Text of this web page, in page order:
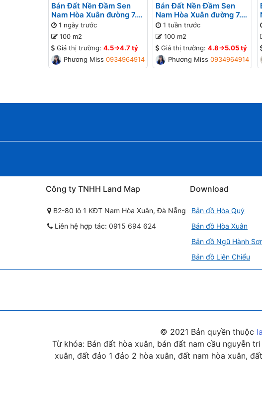
Bán Đất Nền Đầm Sen
Nam Hòa Xuân đường 7.5
B2-122 lô 6x
1 ngày trước
100 m2
Giá thị trường: 4.5->4.7 tỷ
Phương Missa0934964914
Bán Đất Nền Đầm Sen
Nam Hòa Xuân đường 7.5
B2-121 lô 6x
1 tuần trước
100 m2
Giá thị trường: 4.8->5.05 tỷ
Phương Missa0934964914
Công ty TNHH Land Map
B2-80 lô 1 KĐT Nam Hòa Xuân, Đà Nẵng
Liên hệ hợp tác: 0915 694 624
Download
Bản đồ Hòa Quý
Bản đồ Hòa Xuân
Bản đồ Ngũ Hành
Bản đồ Liên Chiểu
© 2021 Bản quyền thuộc
Từ khóa: Bán đất hòa xuân, bán đất nam cầu nguyễn
xuân, đất đảo 1 đảo 2 hòa xuân, đất nam hòa xuân,